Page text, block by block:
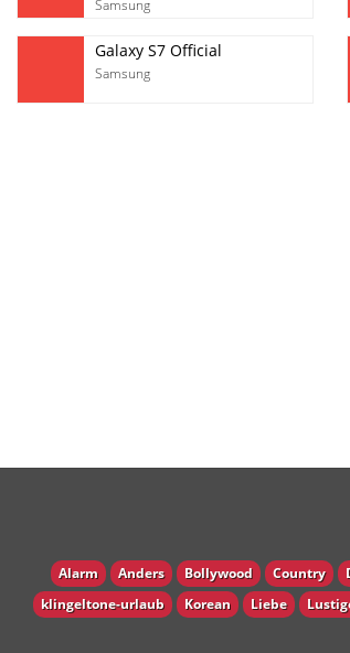
Samsung
Galaxy S7 Official
Samsung
Alarm Anders Bollywood Country
klingeltone-urlaub
Korean Liebe